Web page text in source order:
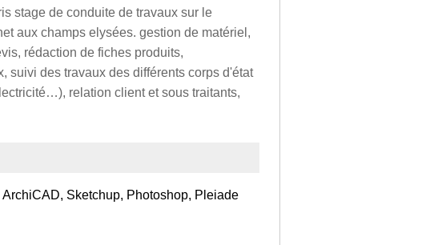
stage de conduite de travaux sur le
aux champs elysées. gestion de matériel,
rédaction de fiches produits,
suivi des travaux des différents corps d'état
relation client et sous traitants,
Sketchup, Photoshop, Pleiade